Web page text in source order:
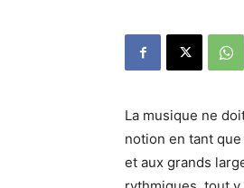
La musique ne
notion en tant
et aux grands